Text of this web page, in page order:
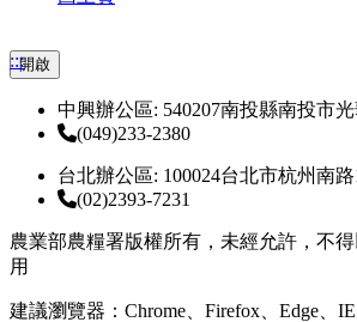
:::開啟
中興辦公區: 540207南投縣南投市
(049)233-2380
台北辦公區: 100024台北市杭州南
(02)2393-7231
農業部農糧署版權所有，未經允許，不
用
建議瀏覽器：Chrome、Firefox、Edge、